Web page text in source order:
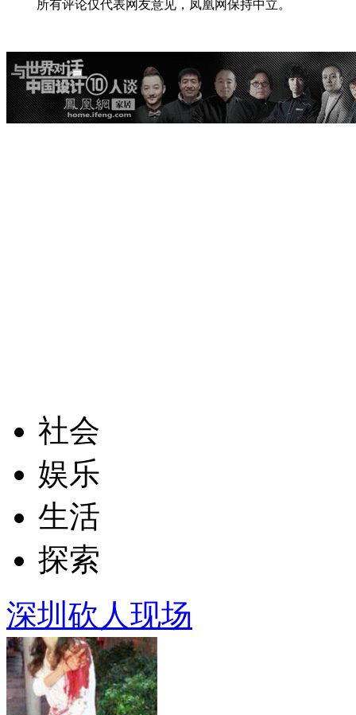
所有评论仅代表网友意见，凤凰网保持中立。
社会
娱乐
生活
探索
深圳砍人现场